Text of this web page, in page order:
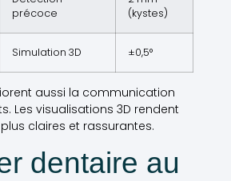
précoce
(kystes)
Simulation 3D ±0,5°
aussi la communication
Les visualisations 3D rendent
claires et rassurantes.
dentaire au